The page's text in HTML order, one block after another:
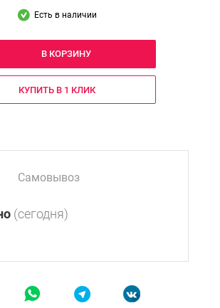
Есть в наличии
В КОРЗИНУ
КУПИТЬ В 1 КЛИК
Самовывоз
(сегодня)